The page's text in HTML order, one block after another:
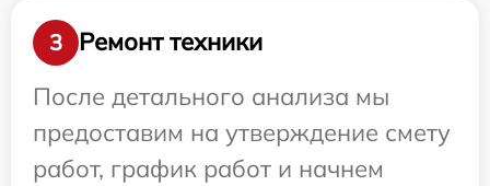
3
Ремонт техники
После детального анализа мы
предоставим на утверждение смету
работ, график работ и начнем